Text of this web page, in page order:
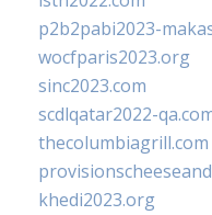
p2b2pabi2023-
wocfparis2023.org
sinc2023.com
scdlqatar2022-
thecolumbiagrill.com
khedi2023.org